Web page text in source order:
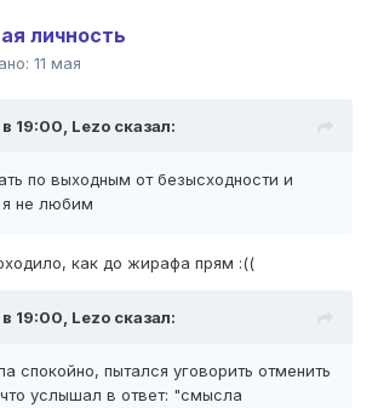
личность
11 мая
19:00, Lezo сказал:
по выходным от безысходности и
я не любим
как до жирафа прям :((
19:00, Lezo сказал:
спокойно, пытался уговорить отменить
услышал в ответ: "смысла